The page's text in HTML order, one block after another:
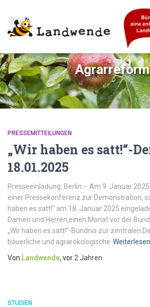
Agrarreform
PRESSEMITTEILUNGEN
„Wir haben es satt!“-
18.01.2025
Presseeinladung. Berlin – Am 9. Januar
einer Pressekonferenz zur Demonstration,
haben es satt!“ am 18. Januar 2025
Damen und Herren,einen Monat vor der
„Wir haben es satt!“-Bündnis zur zentralen
bäuerliche und agrarökologische Weiterlesen
Von Landwende, vor 2 Jahren
STUDIEN